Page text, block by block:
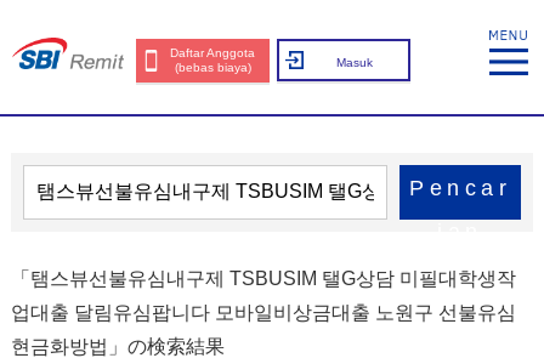
Daftar Anggota
(bebas biaya)
Masuk
Pencar
「탬스뷰선불유심내구제 TSBUSIM 탤G상담 미필대학생작
업대출 달림유심팝니다 모바일비상금대출 노원구 선불유심
현금화방법」の検索結果